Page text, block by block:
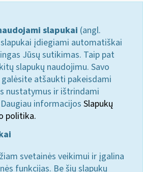
slapukai (angl.
įdiegiami automatiškai
Jūsų sutikimas. Taip pat
slapukų naudojimu. Savo
atšaukti pakeisdami
nustatymus ir ištrindami
informacijos Slapukų
politika.
svetainės veikimui ir įgalina
funkcijas. Be šių slapukų